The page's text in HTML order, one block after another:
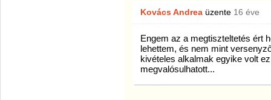
Kovács Andrea üzente 16 éve
Engem az a megtiszteltetés ért
lehettem, és nem mint
kivételes alkalmak egyike volt
megvalósulhatott...